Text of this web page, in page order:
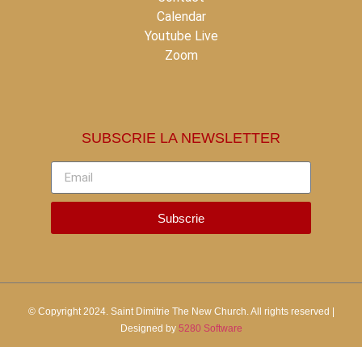
Calendar
Youtube Live
Zoom
SUBSCRIE LA NEWSLETTER
Subscrie
© Copyright 2024. Saint Dimitrie The New Church.All rights reserved |
Designed by 5280 Software